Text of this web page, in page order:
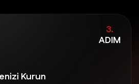
3.
ADIM
Kurun